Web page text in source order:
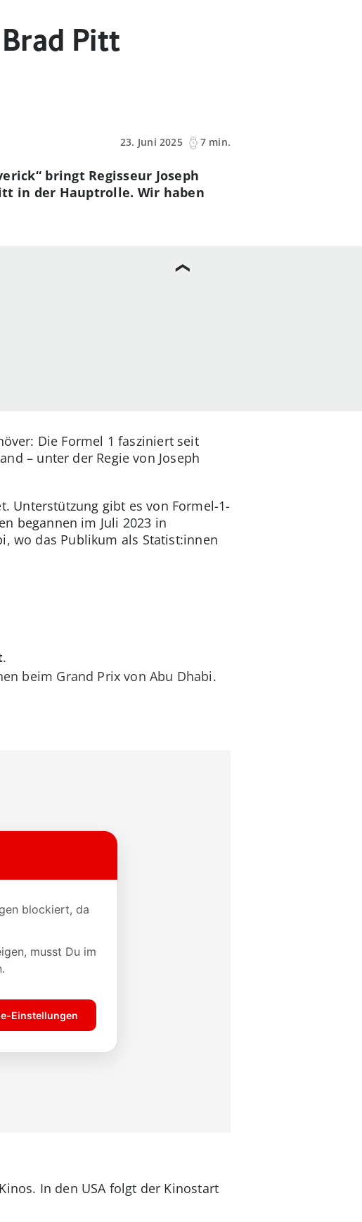
Pitt
23. Juni 2025
7 min.
bringt Regisseur Joseph
in der Hauptrolle. Wir haben
Die Formel 1 fasziniert seit
– unter der Regie von Joseph
Unterstützung gibt es von Formel-1-
begannen im Juli 2023 in
wo das Publikum als Statist:innen
.
beim Grand Prix von Abu Dhabi.
In den USA folgt der Kinostart